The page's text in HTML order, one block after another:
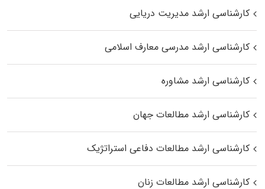
کارشناسی ارشد مدیریت دریایی
کارشناسی ارشد مدرسی معارف اسلامی
کارشناسی ارشد مشاوره
کارشناسی ارشد مطالعات جهان
کارشناسی ارشد مطالعات دفاعی استراتژیک
کارشناسی ارشد مطالعات زنان